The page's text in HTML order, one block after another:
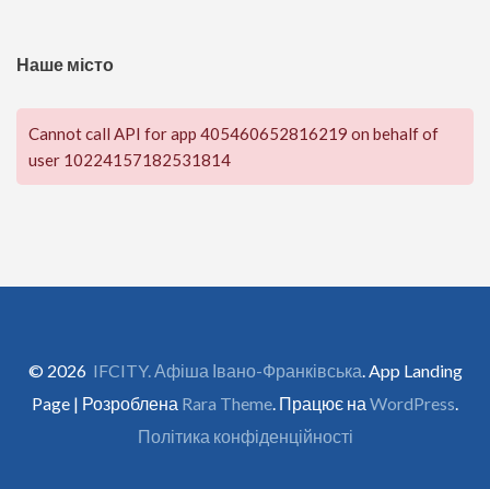
Наше місто
Cannot call API for app 405460652816219 on behalf of
user 10224157182531814
© 2026 IFCITY. Афіша Івано-Франківська . App Landing
Page | Розроблена Rara Theme . Працює на WordPress
Політика конфіденційності